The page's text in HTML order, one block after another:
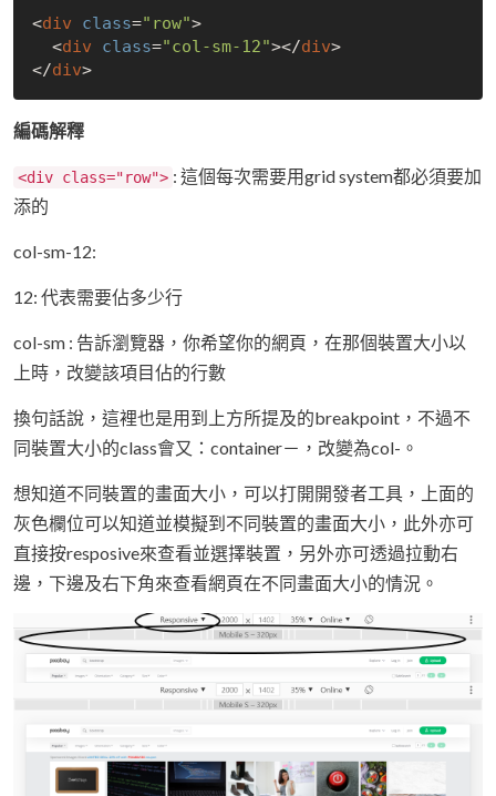
<div class="row">
  <
div class="col-sm-12"></div>
</div >
編碼解釋
<div class="row"> : 這個每次需要用grid system都必須要加
添的
col-sm-12:
12: 代表需要佔多少行
col-sm : 告訴瀏覽器，你希望你的網頁，在那個裝置大小以
上時，改變該項目佔的行數
換句話說，這裡也是用到上方所提及的breakpoint，不過不
同裝置大小的class會又：container－，改變為col-。
想知道不同裝置的畫面大小，可以打開開發者工具，上面的
灰色欄位可以知道並模擬到不同裝置的畫面大小，此外亦可
直接按resposive來查看並選擇裝置，另外亦可透過拉動右
邊，下邊及右下角來查看網頁在不同畫面大小的情況。